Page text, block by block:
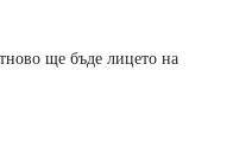
ще бъде лицето на